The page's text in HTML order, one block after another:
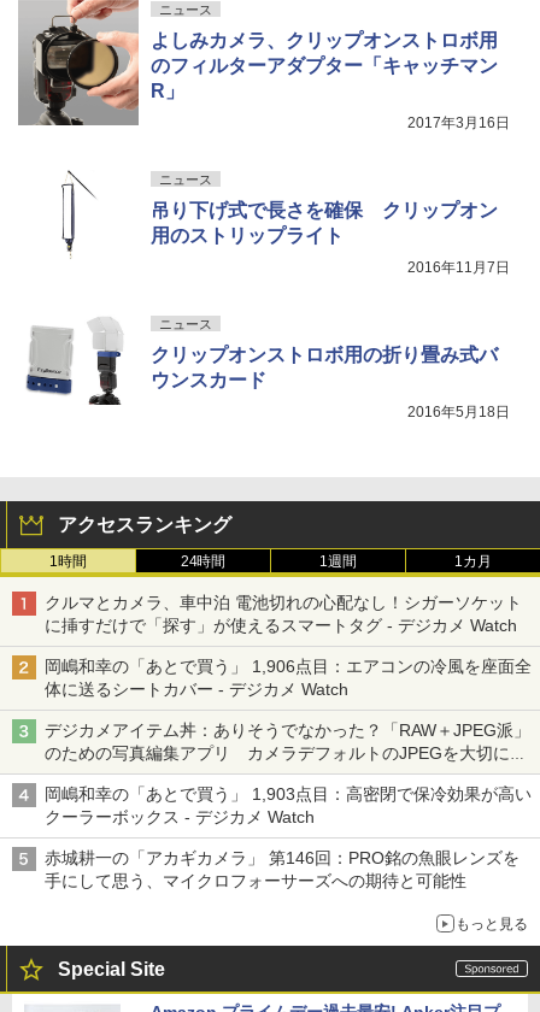
ニュース
よしみカメラ、クリップオンストロボ用
のフィルターアダプター「キャッチマン
R」
2017年3月16日
ニュース
吊り下げ式で長さを確保 クリップオン
用のストリップライト
2016年11月7日
ニュース
クリップオンストロボ用の折り畳み式バ
ウンスカード
2016年5月18日
アクセスランキング
1時間 24時間 1週間 1カ月
クルマとカメラ、車中泊 電池切れの心配なし！シガーソケット
に挿すだけで「探す」が使えるスマートタグ - デジカメ Watch
岡嶋和幸の「あとで買う」 1,906点目：エアコンの冷風を座面全
体に送るシートカバー - デジカメ Watch
デジカメアイテム丼：ありそうでなかった？「RAW＋JPEG派」
のための写真編集アプリ カメラデフォルトのJPEGを大切にす
る「Filmator」
岡嶋和幸の「あとで買う」 1,903点目：高密閉で保冷効果が高い
クーラーボックス - デジカメ Watch
赤城耕一の「アカギカメラ」 第146回：PRO銘の魚眼レンズを
手にして思う、マイクロフォーサーズへの期待と可能性
もっと見る
Special Site